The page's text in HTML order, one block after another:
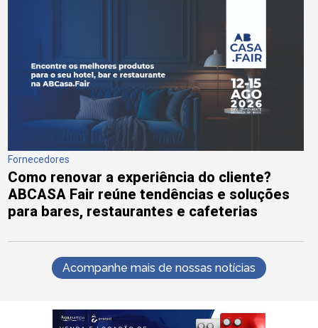
Fornecedores
Como renovar a experiência do cliente?
ABCASA Fair reúne tendências e soluções
para bares, restaurantes e cafeterias
Acompanhe mais de nossas notícias